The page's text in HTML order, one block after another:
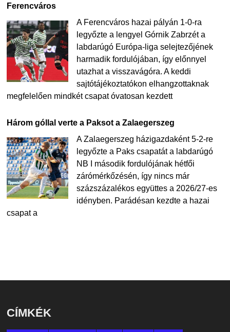
Ferencváros
A Ferencváros hazai pályán 1-0-ra
legyőzte a lengyel Górnik Zabrzét a
labdarúgó Európa-liga selejtezőjének
harmadik fordulójában, így előnnyel
utazhat a visszavágóra. A keddi
sajtótájékoztatókon elhangzottaknak
megfelelően mindkét csapat óvatosan kezdett
Három góllal verte a Paksot a Zalaegerszeg
A Zalaegerszeg házigazdaként 5-2-re
legyőzte a Paks csapatát a labdarúgó
NB I második fordulójának hétfői
zárómérkőzésén, így nincs már
százszázalékos együttes a 2026/27-es
idényben. Parádésan kezdte a hazai
csapat a
CÍMKÉK